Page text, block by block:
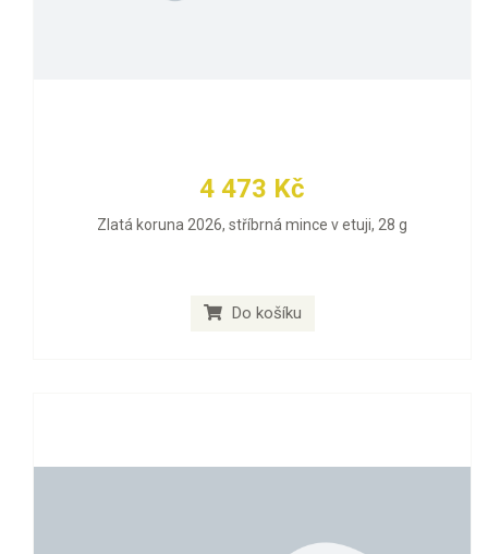
4 473 Kč
Zlatá koruna 2026, stříbrná mince v etuji, 28 g
Do košíku